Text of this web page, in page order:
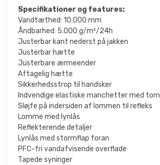
Specifikationer og features:
Vandtæthed: 10.000 mm
Åndbarhed: 5.000 g/m²/24h
Justerbar kant nederst på jakken
Justerbar hætte
Justerbare ærmeender
Aftagelig hætte
Sikkerhedsstrop til handsker
Indvendige elastiske manchetter med
Sløjfe på indersiden af lommen til refleks
Lomme med lynlås
Reflekterende detaljer
Lynlås med stormflap foran
PFC-fri vandafvisende overflade
Tapede syninger